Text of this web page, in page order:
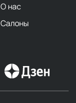
О нас
Салоны